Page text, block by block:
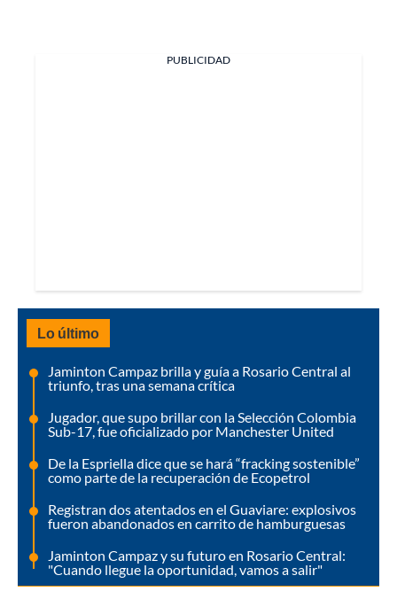
PUBLICIDAD
Lo último
Jaminton Campaz brilla y guía a Rosario Central al
triunfo, tras una semana crítica
Jugador, que supo brillar con la Selección Colombia
Sub-17, fue oficializado por Manchester United
De la Espriella dice que se hará “fracking sostenible”
como parte de la recuperación de Ecopetrol
Registran dos atentados en el Guaviare: explosivos
fueron abandonados en carrito de hamburguesas
Jaminton Campaz y su futuro en Rosario Central:
"Cuando llegue la oportunidad, vamos a salir"